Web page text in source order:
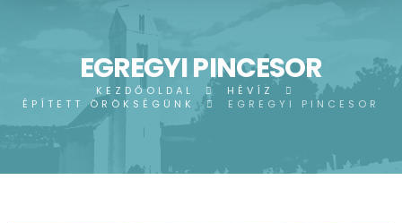
EGREGYI PINCESOR
KEZDŐOLDAL
HÉVÍZ
ÉPÍTETT ÖRÖKSÉGÜNK
EGREGYI PINCESOR